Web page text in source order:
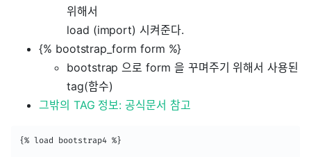
위해서
load (import) 시켜준다.
{% bootstrap_form form %}
bootstrap 으로 form 을 꾸며주기 위해서 사용된
tag(함수)
그밖의 TAG 정보: 공식문서 참고
{% load bootstrap4 %}